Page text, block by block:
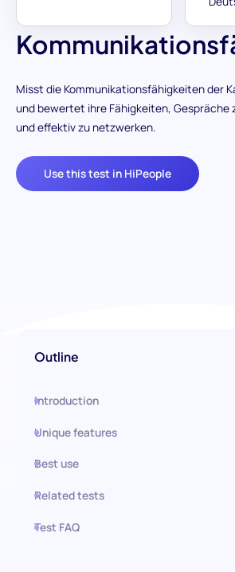
Misst die Kommunikationsfähigkeiten der
und bewertet ihre Fähigkeiten, Gespräche
und effektiv zu netzwerken.
Use this test in HiPeople
Outline
Introduction
Unique features
Best use
Related tests
Test FAQ